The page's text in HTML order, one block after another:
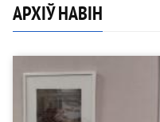
АРХІЎ НАВІН